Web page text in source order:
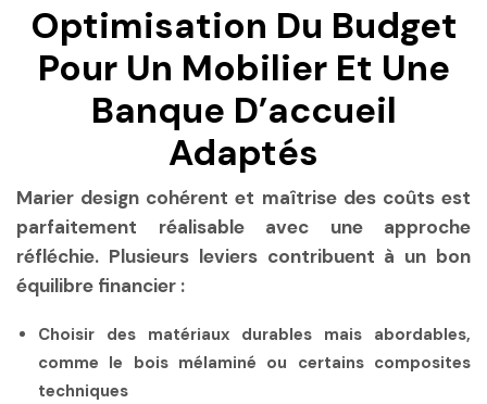
Optimisation Du Budget
Pour Un Mobilier Et Une
Banque D’accueil
Adaptés
Marier design cohérent et maîtrise des coûts est
parfaitement réalisable avec une approche
réfléchie. Plusieurs leviers contribuent à un bon
équilibre financier :
Choisir des matériaux durables mais abordables,
comme le bois mélaminé ou certains composites
techniques